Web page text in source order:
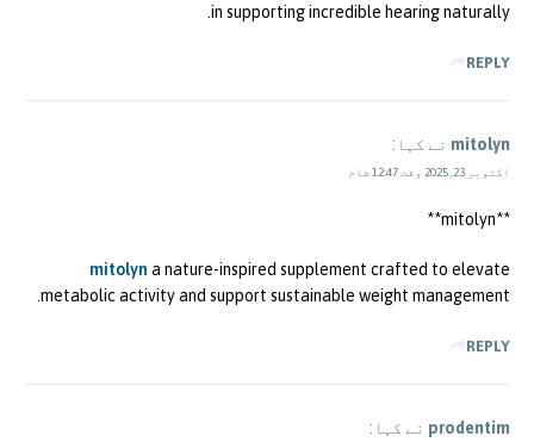
in supporting incredible hearing naturally.
REPLY
mitolyn نے کہا:
اکتوبر 23, 2025 وقت 12:47 شام
** mitolyn**
mitolyn a nature-inspired supplement crafted to elevate
metabolic activity and support sustainable weight management.
REPLY
prodentim نے کہا: